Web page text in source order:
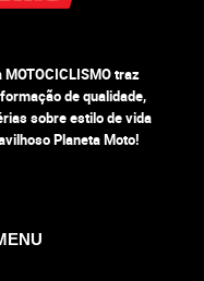
traz
de qualidade,
sobre estilo de vida
Planeta Moto!